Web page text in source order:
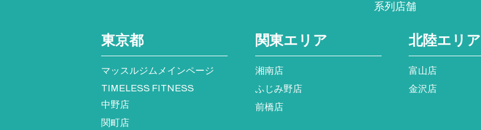
系列店舗
東京都
マッスルジムメインページ
TIMELESS FITNESS
中野店
関町店
関東エリア
湘南店
ふじみ野店
前橋店
北陸エリア
富山店
金沢店